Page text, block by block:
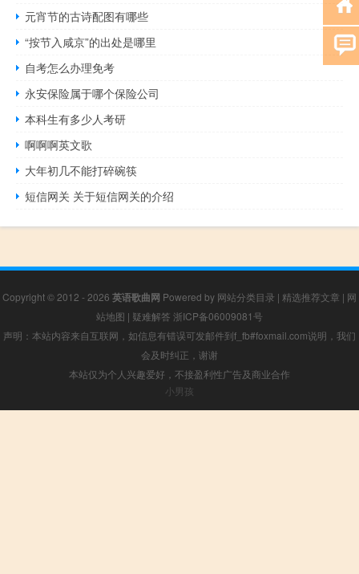
元宵节的古诗配图有哪些
“按节入咸京”的出处是哪里
自考怎么办理免考
永安保险属于哪个保险公司
本科生有多少人考研
啊啊啊英文歌
大年初几不能打碎碗筷
短信网关 关于短信网关的介绍
Copyright © 2012 - 2026 英语歌曲网 Powered by 网站分类目录 | 精选推荐文章 | 网
站地图 | 疑难解答 浙ICP备06009081号
声明：本站内容来自互联网，如信息有错误可发邮件到f_fb#foxmail.com说明，我们
会及时纠正，谢谢
本站仅为个人兴趣爱好，不接盈利性广告及商业合作
小男孩